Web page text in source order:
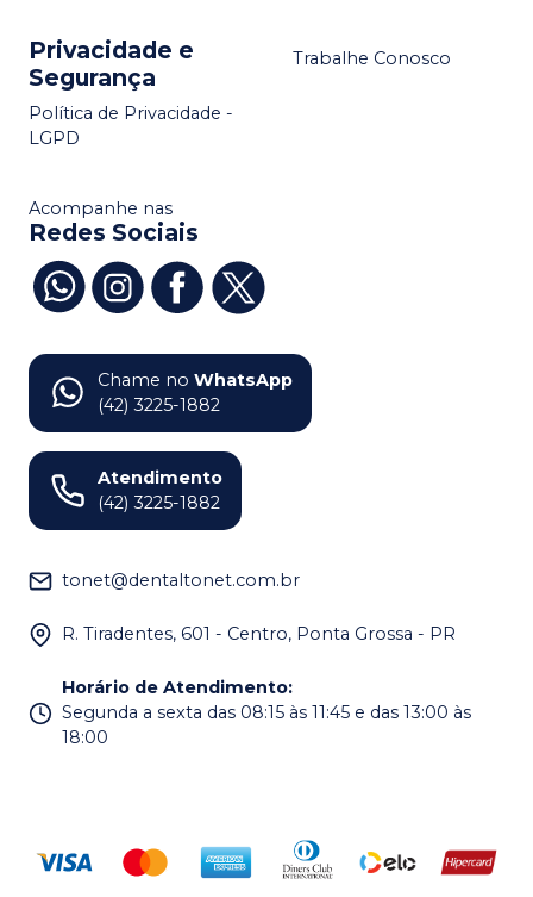
Privacidade e
Segurança
Política de Privacidade -
LGPD
Trabalhe Conosco
Acompanhe nas
Redes Sociais
Chame no WhatsApp
(42) 3225-1882
Atendimento
(42) 3225-1882
tonet@dentaltonet.com.br
R. Tiradentes, 601 - Centro, Ponta Grossa - PR
Horário de Atendimento:
Segunda a sexta das 08:15 às 11:45 e das 13:00 às
18:00